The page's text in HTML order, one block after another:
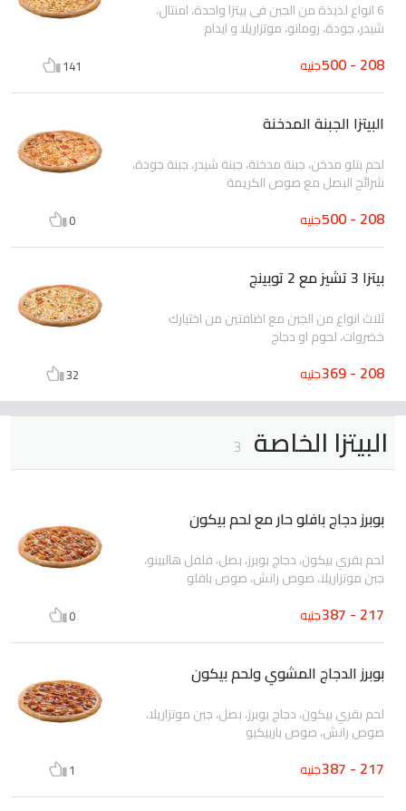
6 انواع لذيذة من الجبن فى بيتزا واحدة، امنتال،
شيدر، جودة، رومانو، موتزاريلا و ايدام
208 - 500 جنيه 141
البيتزا الجبنة المدخنة
لحم بتلو مدخن، جبنة مدخنة، جبنة شيدر، جبنة جودة،
شرائح البصل مع صوص الكريمة
208 - 500 جنيه 0
بيتزا 3 تشيز مع 2 توبينج
ثلاث انواع من الجبن مع اضافتين من اختيارك
خضروات، لحوم او دجاج
208 - 369 جنيه 32
البيتزا الخاصة 3
بوبرز دجاج بافلو حار مع لحم بيكون
لحم بقري بيكون، دجاج بوبرز، بصل، فلفل هالبينو،
جبن موتزاريلا، صوص رانش، صوص بافلو
217 - 387 جنيه 0
بوبرز الدجاج المشوي ولحم بيكون
لحم بقري بيكون، دجاج بوبرز، بصل، جبن موتزاريلا،
صوص رانش، صوص باربيكيو
217 - 387 جنيه 1